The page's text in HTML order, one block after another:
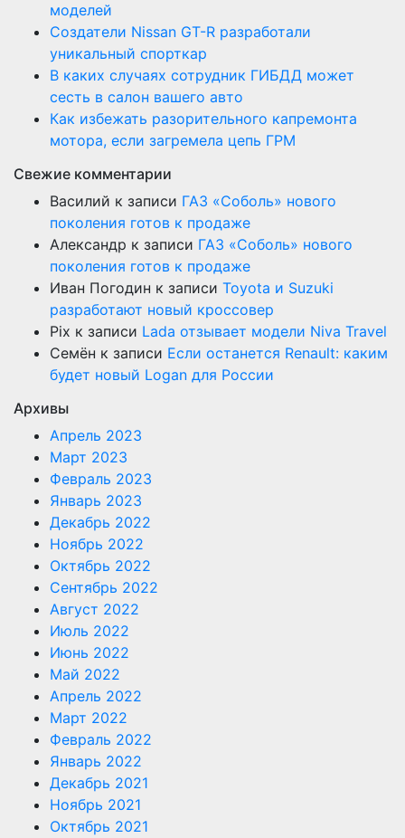
моделей
Создатели Nissan GT-R разработали
уникальный спорткар
В каких случаях сотрудник ГИБДД может
сесть в салон вашего авто
Как избежать разорительного капремонта
мотора, если загремела цепь ГРМ
Свежие комментарии
Василий к записи ГАЗ «Соболь» нового
поколения готов к продаже
Александр к записи ГАЗ «Соболь» нового
поколения готов к продаже
Иван Погодин к записи Toyota и Suzuki
разработают новый кроссовер
Pix к записи Lada отзывает модели Niva Travel
Семён к записи Если останется Renault: каким
будет новый Logan для России
Архивы
Апрель 2023
Март 2023
Февраль 2023
Январь 2023
Декабрь 2022
Ноябрь 2022
Октябрь 2022
Сентябрь 2022
Август 2022
Июль 2022
Июнь 2022
Май 2022
Апрель 2022
Март 2022
Февраль 2022
Январь 2022
Декабрь 2021
Ноябрь 2021
Октябрь 2021